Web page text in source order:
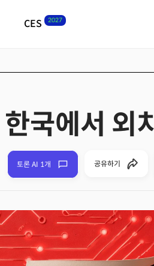
CES 2027
필드 가이드
CES2027 with TheMiilk
국에서 외
토론 AI 1개 공유하기